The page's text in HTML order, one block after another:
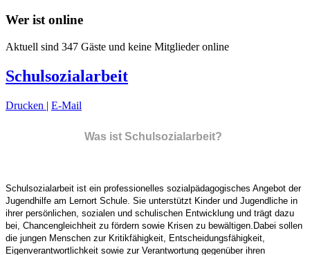
Wer ist online
Aktuell sind 347 Gäste und keine Mitglieder online
Schulsozialarbeit
Drucken | E-Mail
Was ist Schulsozialarbeit?
Schulsozialarbeit ist ein professionelles sozialpädagogisches Angebot der
Jugendhilfe am Lernort Schule. Sie unterstützt Kinder und Jugendliche in
ihrer persönlichen, sozialen und schulischen Entwicklung und trägt dazu
bei, Chancengleichheit zu fördern sowie Krisen zu bewältigen. Dabei sollen
die jungen Menschen zur Kritikfähigkeit, Entscheidungsfähigkeit,
Eigenverantwortlichkeit sowie zur Verantwortung gegenüber ihren